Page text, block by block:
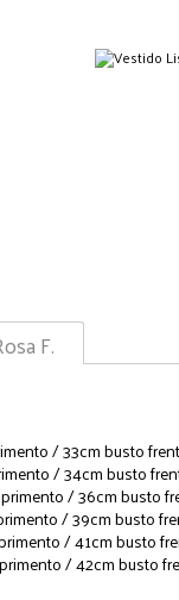
F.
/ 33cm busto
/ 34cm busto
/ 36cm busto
/ 39cm busto
/ 41cm busto
/ 42cm busto